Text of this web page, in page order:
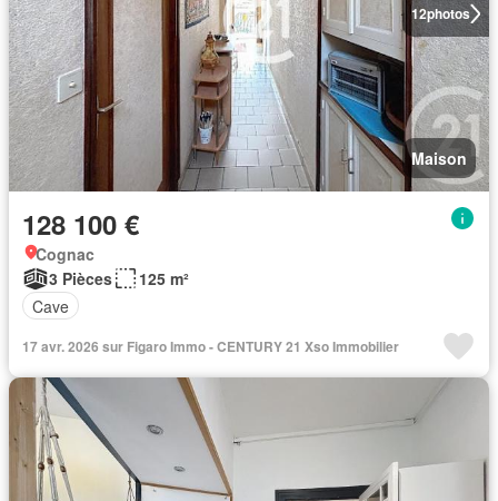
12photos
Maison
128 100 €
Cognac
3 Pièces
125 m²
Cave
17 avr. 2026 sur Figaro Immo - CENTURY 21 Xso Immobilier